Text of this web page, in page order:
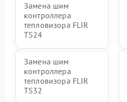
Замена шим
контроллера
тепловизора FLIR
TS24
Замена шим
контроллера
тепловизора FLIR
TS32